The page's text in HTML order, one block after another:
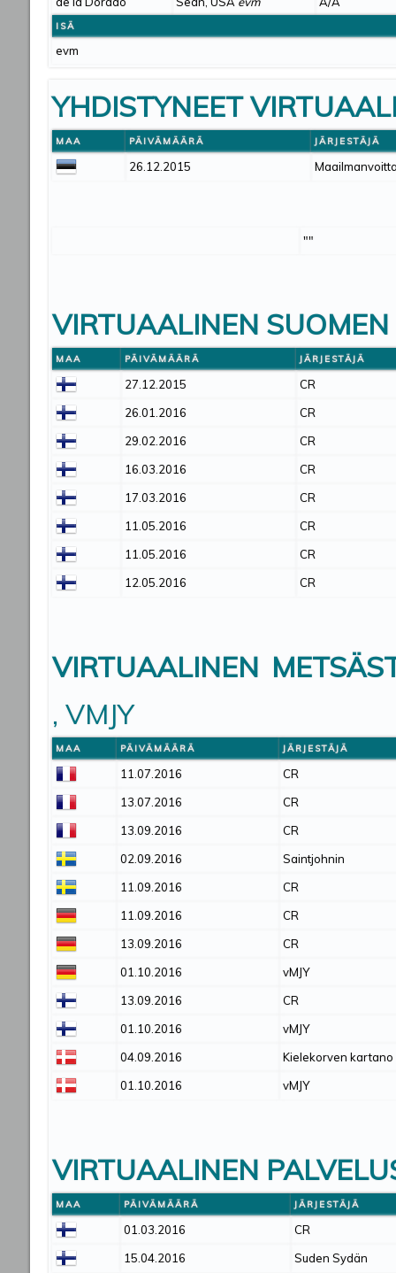
ISÄ
evm
YHDISTYNEET
MAA PÄIVÄMÄÄRÄ JÄRJESTÄJÄ
26.12.2015
""
VIRTUAALINEN SUOMEN
MAA PÄIVÄMÄÄRÄ JÄRJESTÄJÄ
27.12.2015
CR
26.01.2016
CR
29.02.2016
CR
16.03.2016
CR
17.03.2016
CR
11.05.2016
CR
11.05.2016
CR
12.05.2016
CR
VIRTUAALINEN
, VMJY
MAA PÄIVÄMÄÄRÄ JÄRJESTÄJÄ
11.07.2016
CR
13.07.2016
CR
13.09.2016
CR
02.09.2016
Saintjohnin
11.09.2016
CR
11.09.2016
CR
13.09.2016
CR
01.10.2016
vMJY
13.09.2016
CR
01.10.2016
vMJY
04.09.2016
Kielekorven kartano
01.10.2016
vMJY
VIRTUAALINEN
MAA PÄIVÄMÄÄRÄ JÄRJESTÄJÄ
01.03.2016
CR
15.04.2016
Suden Sydän